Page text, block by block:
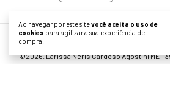
Ao navegar por este sitevocê aceita o uso de
cookies para agilizar a sua experiência de
compra.
©2026. Larissa Neris Cardoso Agostini ME -
direitos reservados.